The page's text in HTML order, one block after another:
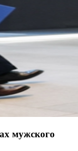
мужского